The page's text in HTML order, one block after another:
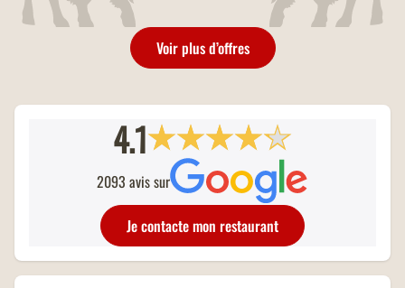
les restaurants Buffalo Grill sur
présentation de votre carte
famille nombreuse et dans la
limite d'un menu KIDS par
Voir plus d’offres
4.1
2093 avis sur
Je contacte mon restaurant